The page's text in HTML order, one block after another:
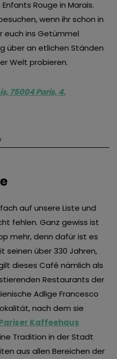
advertenties te
advertenties op je
kunt je voorkeuren
je op ‘Accepteren en
het gebruik van alle
Rouge in Marais.
wenn ihr schon in
euch ins Getümmel
über an etlichen Ständen
Welt probieren.
75004 Paris, 4.
auf unsere Liste und
fehlen. Ganz gewiss ist
mehr, denn dafür ist es
seinen über 330 Jahren,
dieses Café nämlich als
Restaurants der
Adlige Francesco
nach dem sie
Kaffeehaus
Tradition in der Stadt
aus allen Bereichen der